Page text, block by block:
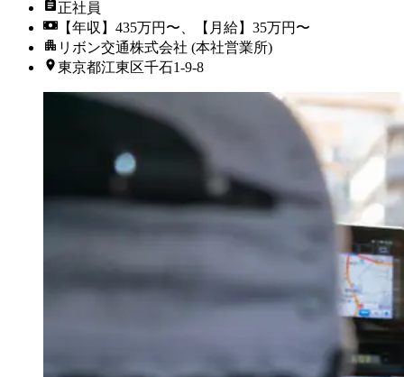
正社員
【年収】435万円〜、【月給】35万円〜
リボン交通株式会社 (本社営業所)
東京都江東区千石1-9-8